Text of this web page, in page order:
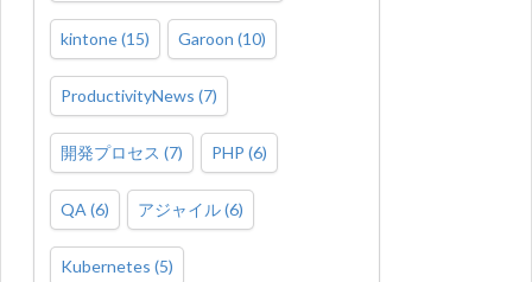
kintone(15) Garoon (10)
ProductivityNews (7)
開発プロセス (7) PHP (6)
QA (6) アジャイル(6)
Kubernetes (5)